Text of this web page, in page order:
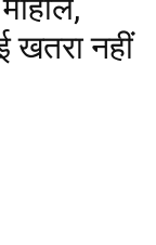
खतरा नहीं